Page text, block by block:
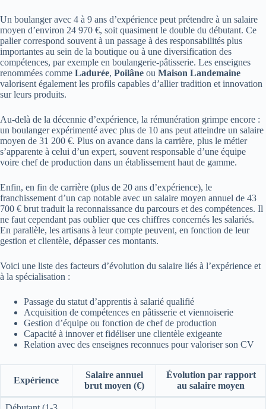
Un boulanger avec 4 à 9 ans d’expérience peut prétendre à un salaire
moyen d’environ 24 970 €, soit quasiment le double du débutant. Ce
palier correspond souvent à un passage à des responsabilités plus
importantes au sein de la boutique ou à une diversification des
compétences, par exemple en boulangerie-pâtisserie. Les enseignes
renommées comme Ladurée, Poilâne ou Maison Landemaine
valorisent également les profils capables d’allier tradition et innovation
sur leurs produits.
Au-delà de la décennie d’expérience, la rémunération grimpe encore :
un boulanger expérimenté avec plus de 10 ans peut atteindre un salaire
moyen de 31 200 €. Plus on avance dans la carrière, plus le métier
s’apparente à celui d’un expert, souvent responsable d’une équipe
voire chef de production dans un établissement haut de gamme.
Enfin, en fin de carrière (plus de 20 ans d’expérience), le
franchissement d’un cap notable avec un salaire moyen annuel de 43
700 € brut traduit la reconnaissance du parcours et des compétences. Il
ne faut cependant pas oublier que ces chiffres concernés les salariés.
En parallèle, les artisans à leur compte peuvent, en fonction de leur
gestion et clientèle, dépasser ces montants.
Voici une liste des facteurs d’évolution du salaire liés à l’expérience et
à la spécialisation :
Passage du statut d’apprentis à salarié qualifié
Acquisition de compétences en pâtisserie et viennoiserie
Gestion d’équipe ou fonction de chef de production
Capacité à innover et fidéliser une clientèle exigeante
Relation avec des enseignes reconnues pour valoriser son CV
Expérience
Salaire annuel
brut moyen (€)
Évolution par rapport
au salaire moyen